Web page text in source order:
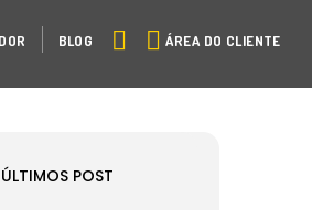
BLOG ÁREA DO CLIENTE
ÚLTIMOS POST